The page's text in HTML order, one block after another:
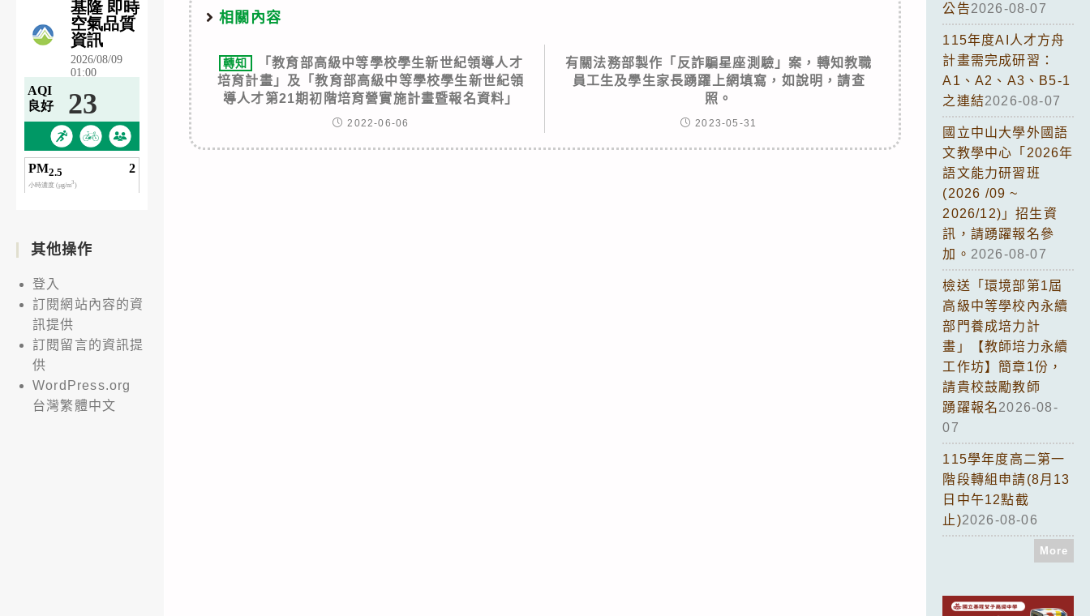
相關內容
轉知
「教育部高級中等學校學生新世紀領導人才
培育計畫」及「教育部高級中等學校學生新世紀領
導人才第21期初階培育營實施計畫暨報名資料」
2022-06-06
有關法務部製作「反詐騙星座測驗」案，轉知教職
員工生及學生家長踴躍上網填寫，如說明，請查
照。
2023-05-31
其他操作
登入
訂閱網站內容的資
訊提供
訂閱留言的資訊提
供
WordPress.org
台灣繁體中文
公告2026-08-07
115年度AI人才方舟
計畫需完成研習：
A1、A2、A3、B5-1
之連結2026-08-07
國立中山大學外國語
文教學中心「2026年
語文能力研習班
(2026 /09 ~
2026/12)」招生資
訊，請踴躍報名參
加。 2026-08-07
檢送「環境部第1屆
高級中等學校內永續
部門養成培力計
畫」【教師培力永續
工作坊】簡章1份，
請貴校鼓勵教師
踴躍報名2026-08-
07
115學年度高二第一
階段轉組申請(8月13
日中午12點截
止)2026-08-06
More